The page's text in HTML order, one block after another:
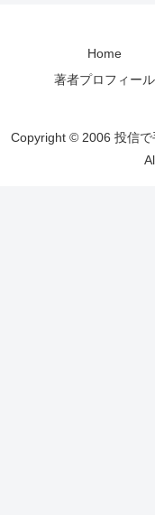
Home
著者プロフィール
Copyright © 2006 投信で